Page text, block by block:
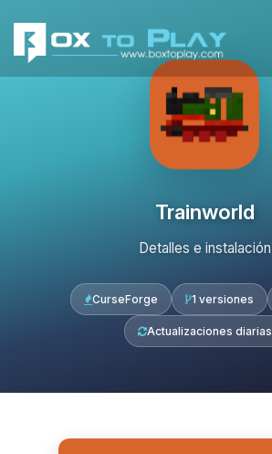
Trainworld
Detalles e instalación
CurseForge 1 versiones
Actualizaciones diarias